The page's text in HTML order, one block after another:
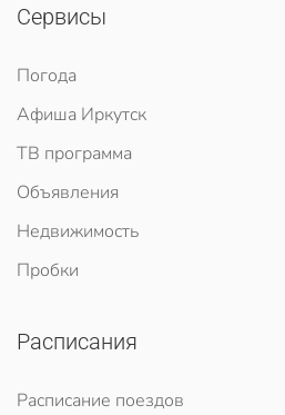
Сервисы
Погода
Афиша Иркутск
ТВ программа
Объявления
Недвижимость
Пробки
Расписания
Расписание поездов